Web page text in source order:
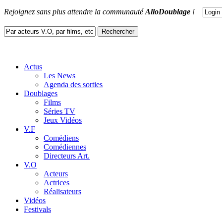
Rejoignez sans plus attendre la communautéAlloDoublage !
Actus
Les News
Agenda des sorties
Doublages
Films
Séries TV
Jeux Vidéos
V.F
Comédiens
Comédiennes
Directeurs Art.
V.O
Acteurs
Actrices
Réalisateurs
Vidéos
Festivals